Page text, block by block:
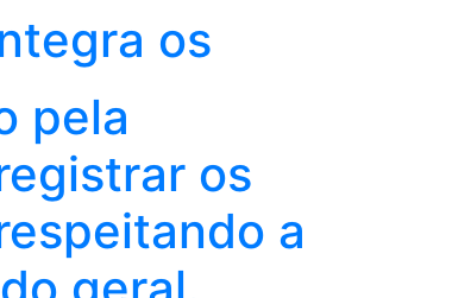
os
pela
os
a